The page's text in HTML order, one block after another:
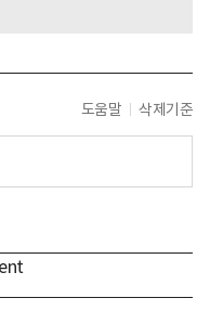
도움말 삭제기준